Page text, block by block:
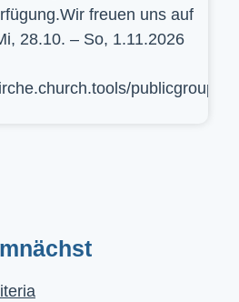
freuen uns auf
28.10. – So, 1.11.2026
publicgroup/617